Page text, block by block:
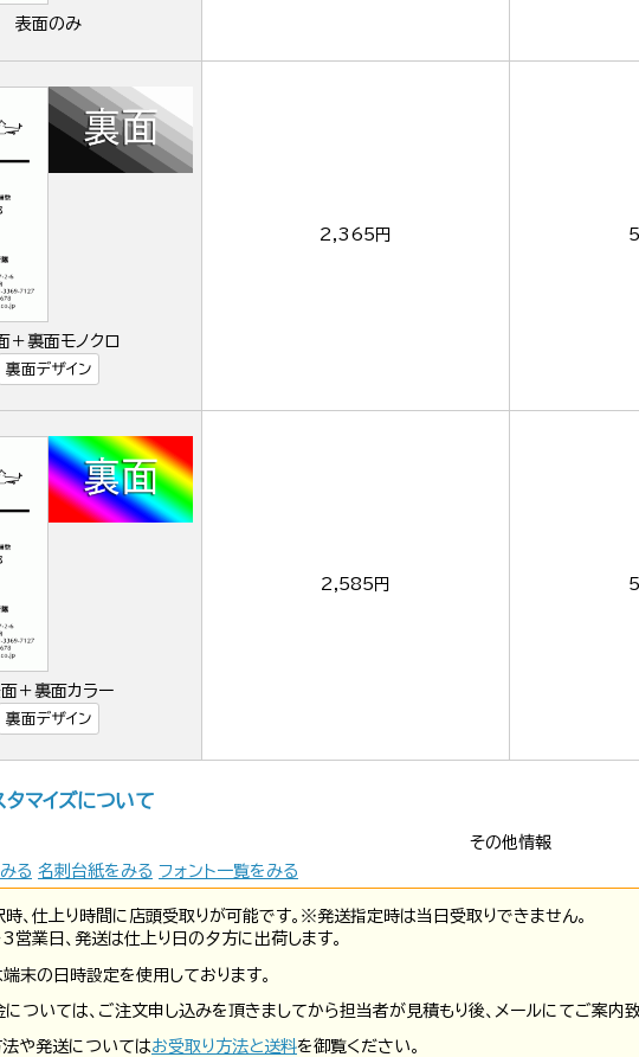
表面のみ
＋裏面モノクロ
裏面デザイン
2,365円
＋裏面カラー
裏面デザイン
2,585円
マイズについて
その他情報
る 名刺台紙をみる フォント一覧をみる
、仕上り時間に店頭受取りが可能です。※発送指定時は当日受取りできません。
業日、発送は仕上り日の夕方に出荷します。
末の日時設定を使用しております。
ついては、ご注文申し込みを頂きましてから担当者が見積もり後、メールにてご案内致
法や発送についてはお受取り方法と送料を御覧ください。